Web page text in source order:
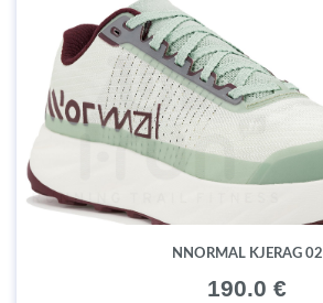
NNORMAL KJERAG 02
190.0 €